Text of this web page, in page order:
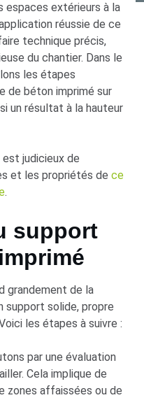
extérieurs à la
réussie de ce
technique précis,
du chantier. Dans le
les étapes
de béton imprimé sur
un résultat à la hauteur
judicieux de
et les propriétés de ce
.
support
grandement de la
support solide, propre
les étapes à suivre :
par une évaluation
Cela implique de
zones affaissées ou de